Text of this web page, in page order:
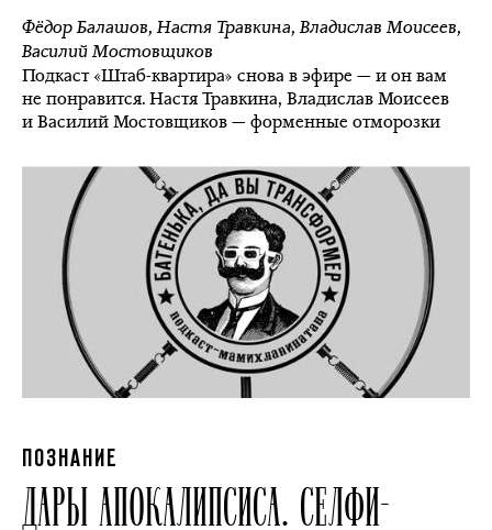
Фёдор Балашов,Настя Травкина,Владислав Моисеев,
Василий Мостовщиков
Подкаст «Штаб-квартира» снова в эфире — и он вам
не понравится. Настя Травкина, Владислав Моисеев
и Василий Мостовщиков — форменные отморозки
ПОЗНАНИЕ
ДАРЫ АПОКАЛИПСИСА. СЕЛФИ-